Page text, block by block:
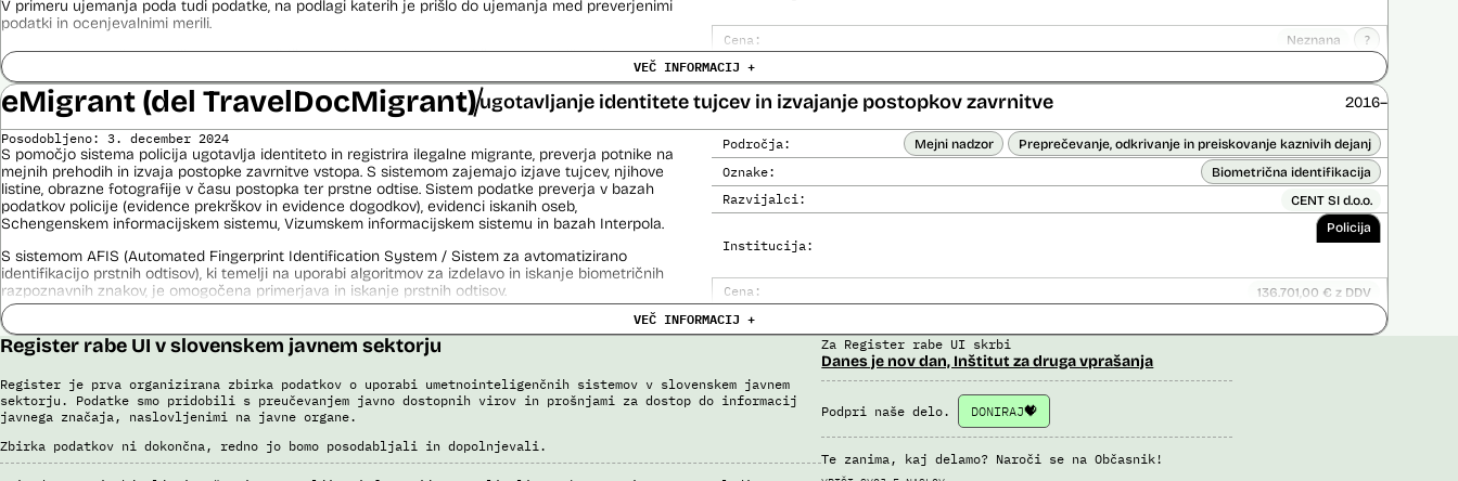
Cena: Neznana ?
Analiza učinka na človekove pravice opravljena:
Analiza učinka na osebne podatke opravljena: ?
V primeru ujemanja poda tudi podatke, na podlagi katerih je prišlo do ujemanja med preverjenimi
podatki in ocenjevalnimi merili.
Ocenjevalna merila so oblikovana z analitično obdelavo podatkov, pri čemer se oblikujejo
indikatorji tveganja, ki predstavljajo posamezne podatke, za katere je bilo pri analitični obdelavi
ugotovljeno, da predstavljajo specifične potovalne vzorce storilcev terorističnih in drugih hudih
kaznivih dejanj oziroma njihovih žrtev ter zato omogočajo usmerjeno delo policije in drugih
pristojnih organov na takšne osebe. Nacionalna enota za informacije o potnikih lahko glede na
utemeljene razloge v posamičnem primeru posreduje podatke potnikov, prijavljenih na let,
oziroma podatke potnikov iz sistema rezervacij letalskih vozovnic oziroma rezultate njihove
obdelave drugim enotam policije.
Uslužbenci nacionalne enote za informacije o potnikih vsa ujemanja pri avtomatizirani obdelavi
podatkov ter varnostna tveganja posamično pregledajo še z neavtomatiziranimi sredstvi.
Sistem uporablja sledeče vire podatkov: Evidenca potnikov, prijavljenih na let, Evidenca potnikov
iz sistema rezervacij letalskih vozovnic, Evidence policije, Schengenskega informacijskega
sistema, Interpola.
Viri:
Brošura 60 let informacijsko telekomunikacijskega sistema policije
VEČ INFORMACIJ +
eMigrant (del TravelDocMigrant)ugotavljanje identitete tujcev in izvajanje postopkov zavrnitve 2016–
Področja: Mejni nadzor Preprečevanje, odkrivanje in preiskovanje kaznivih dejanj
Oznake: Biometrična identifikacija
Razvijalci: CENT SI d.o.o.
Institucija:
Policija
Cena: 136.701,00 € z DDV
Analiza učinka na človekove pravice opravljena:
Analiza učinka na osebne podatke opravljena:
Posodobljeno: 3. december 2024
S pomočjo sistema policija ugotavlja identiteto in registrira ilegalne migrante, preverja potnike na
mejnih prehodih in izvaja postopke zavrnitve vstopa. S sistemom zajemajo izjave tujcev, njihove
listine, obrazne fotografije v času postopka ter prstne odtise. Sistem podatke preverja v bazah
podatkov policije (evidence prekrškov in evidence dogodkov), evidenci iskanih oseb,
Schengenskem informacijskem sistemu, Vizumskem informacijskem sistemu in bazah Interpola.
S sistemom AFIS (Automated Fingerprint Identification System / Sistem za avtomatizirano
identifikacijo prstnih odtisov), ki temelji na uporabi algoritmov za izdelavo in iskanje biometričnih
razpoznavnih znakov, je omogočena primerjava in iskanje prstnih odtisov.
Viri:
Brošura 60 let informacijsko telekomunikacijskega sistema policije
VEČ INFORMACIJ +
Register rabe UI v slovenskem javnem sektorju
Register je prva organizirana zbirka podatkov o uporabi umetnointeligenčnih sistemov v slovenskem javnem
sektorju. Podatke smo pridobili s preučevanjem javno dostopnih virov in prošnjami za dostop do informacij
javnega značaja, naslovljenimi na javne organe.
Zbirka podatkov ni dokončna, redno jo bomo posodabljali in dopolnjevali.
Za Register rabe UI skrbi
Danes je nov dan, Inštitut za druga vprašanja
Podpri naše delo. DONIRAJ
Te zanima, kaj delamo? Naroči se na Občasnik!